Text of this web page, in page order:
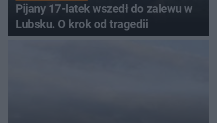
Pijany 17-latek wszedł do zalewu w
Lubsku. O krok od tragedii